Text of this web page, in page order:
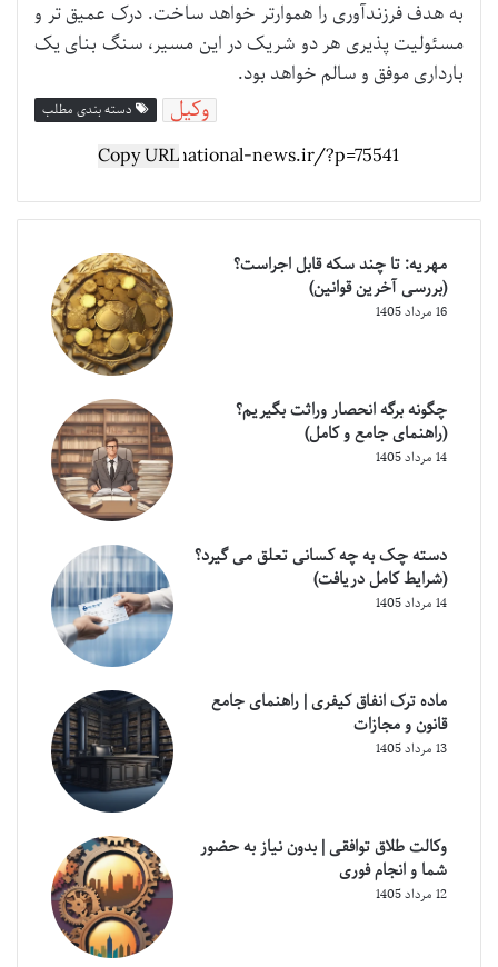
به هدف فرزندآوری را هموارتر خواهد ساخت. درک عمیق تر و
مسئولیت پذیری هر دو شریک در این مسیر، سنگ بنای یک
بارداری موفق و سالم خواهد بود.
دسته بندی مطلب وکیل
Copy URL
مهریه: تا چند سکه قابل اجراست؟
(بررسی آخرین قوانین)
16 مرداد 1405
چگونه برگه انحصار وراثت بگیریم؟
(راهنمای جامع و کامل)
14 مرداد 1405
دسته چک به چه کسانی تعلق می گیرد؟
(شرایط کامل دریافت)
14 مرداد 1405
ماده ترک انفاق کیفری | راهنمای جامع
قانون و مجازات
13 مرداد 1405
وکالت طلاق توافقی | بدون نیاز به حضور
شما و انجام فوری
12 مرداد 1405